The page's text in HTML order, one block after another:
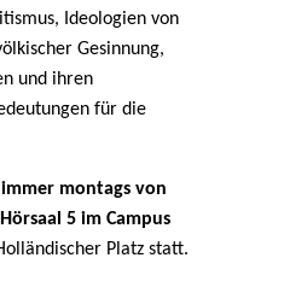
Ideologien von
Gesinnung,
und ihren
für die
immer montags von
5 im Campus
Platz statt.